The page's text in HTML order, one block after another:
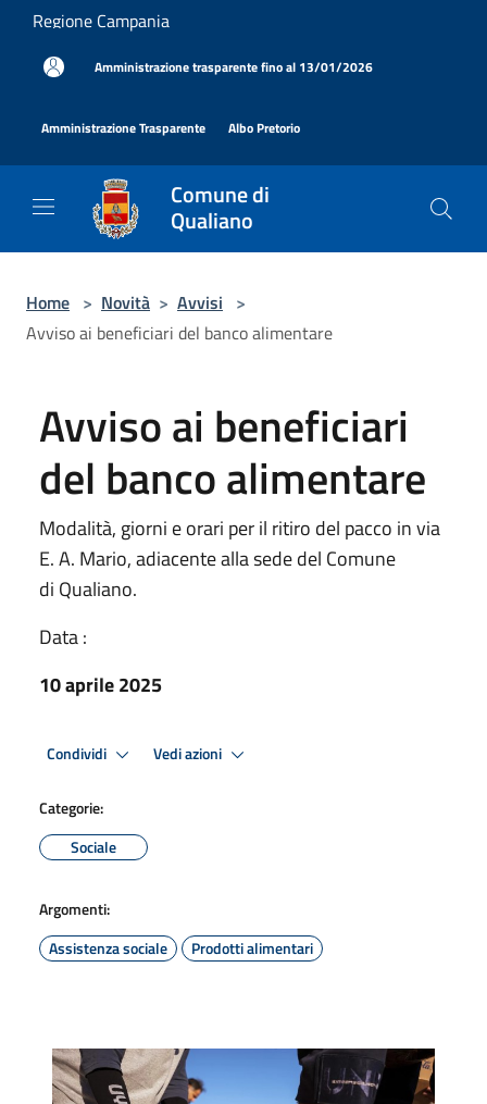
Salta al contenuto principale
Regione Campania
Amministrazione trasparente fino al 13/01/2026
Amministrazione Trasparente Albo Pretorio
Comune di
Qualiano
Home > Novità > Avvisi >
Avviso ai beneficiari del banco alimentare
Avviso ai beneficiari
del banco alimentare
Modalità, giorni e orari per il ritiro del pacco in via
E. A. Mario, adiacente alla sede del Comune
di Qualiano.
Data :
10 aprile 2025
Condividi Vedi azioni
Categorie:
Sociale
Argomenti:
Assistenza sociale
Prodotti alimentari